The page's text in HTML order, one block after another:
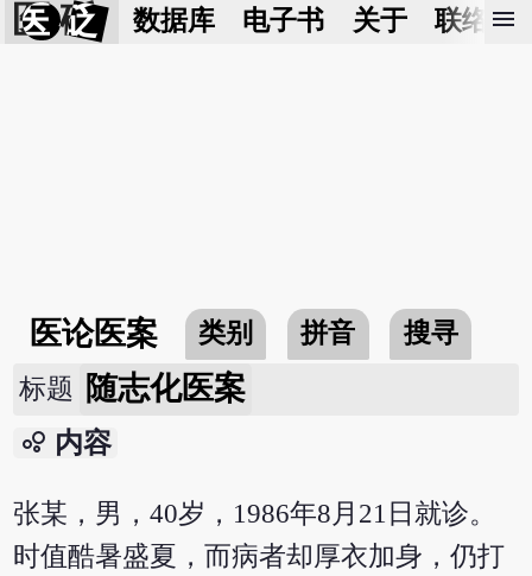
医 砭 数据库 电子书 关于 联络我
menu
医论医案 类别 拼音
搜寻
标题
随志化医案
bubble_chart 内容
张某，男，40岁，1986年8月21日就诊。
时值酷暑盛夏，而病者却厚衣加身，仍打